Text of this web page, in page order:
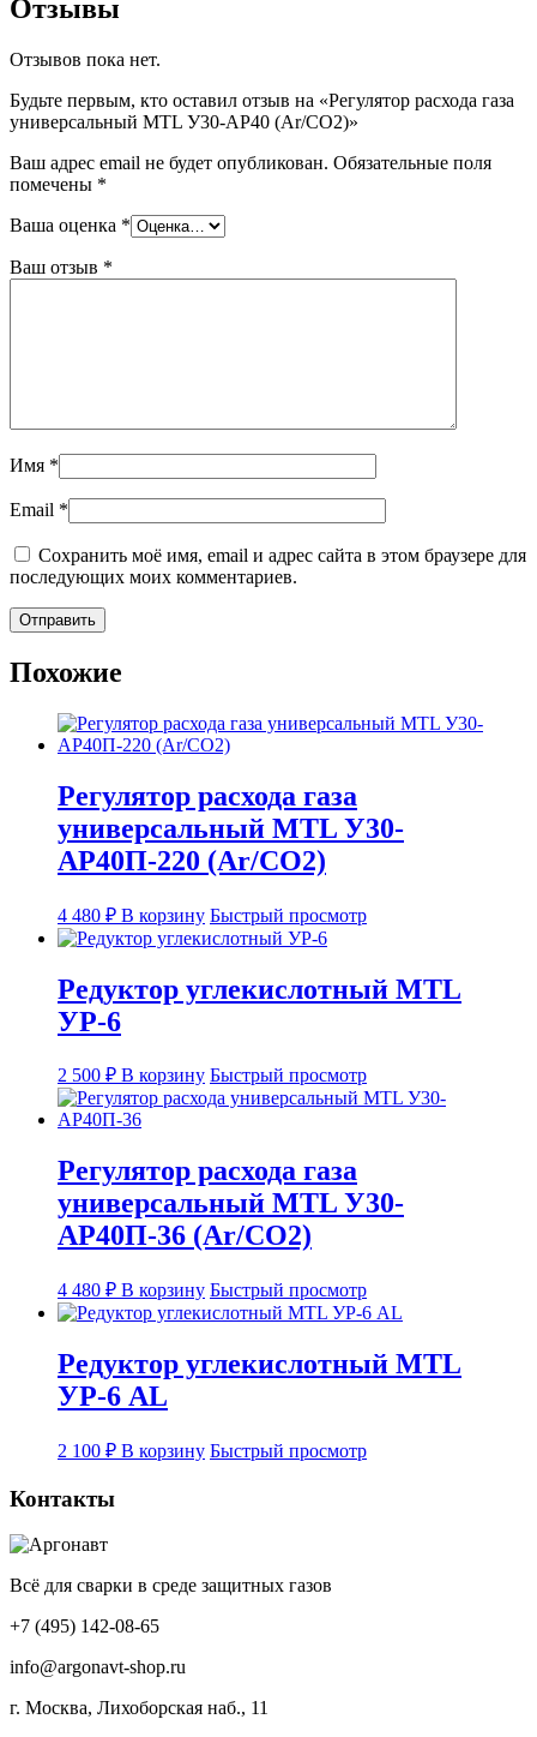
Отзывы
Отзывов пока нет.
Будьте первым, кто оставил отзыв на «Регулятор расхода газа
универсальный MTL У30-АР40 (Ar/CO2)»
Ваш адрес email не будет опубликован. Обязательные поля
помечены *
Ваша оценка *
Ваш отзыв *
Имя *
Email *
Сохранить моё имя, email и адрес сайта в этом браузере для
последующих моих комментариев.
Похожие
Регулятор расхода газа
универсальный MTL У30-
АР40П-220 (Ar/CO2)
4 480 ₽ В корзину Быстрый просмотр
Редуктор углекислотный MTL
УР-6
2 500 ₽ В корзину Быстрый просмотр
Регулятор расхода газа
универсальный MTL У30-
АР40П-36 (Ar/CO2)
4 480 ₽ В корзину Быстрый просмотр
Редуктор углекислотный MTL
УР-6 AL
2 100 ₽ В корзину Быстрый просмотр
Контакты
Всё для сварки в среде защитных газов
+7 (495) 142-08-65
info@argonavt-shop.ru
г. Москва, Лихоборская наб., 11